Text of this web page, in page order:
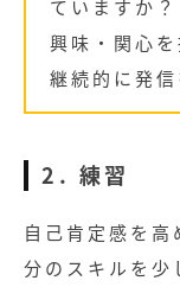
ていますか？
興味・関心
継続的に発
2. 練習
自己肯定感を
分のスキルを少